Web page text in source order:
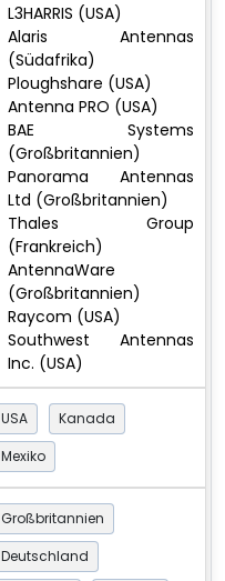
L3HARRIS (USA)
Alaris Antennas
(Südafrika)
Ploughshare (USA)
Antenna PRO (USA)
BAE Systems
(Großbritannien)
Panorama Antennas
Ltd (Großbritannien)
Thales Group
(Frankreich)
AntennaWare
(Großbritannien)
Raycom (USA)
Southwest Antennas
Inc. (USA)
USA
Kanada
Mexiko
Großbritannien
Deutschland